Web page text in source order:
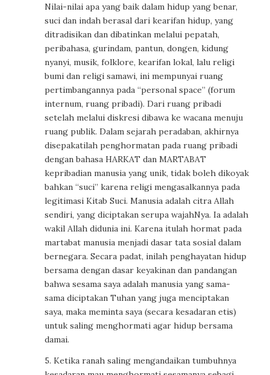
Nilai-nilai apa yang baik dalam hidup yang benar,
suci dan indah berasal dari kearifan hidup, yang
ditradisikan dan dibatinkan melalui pepatah,
peribahasa, gurindam, pantun, dongen, kidung
nyanyi, musik, folklore, kearifan lokal, lalu religi
bumi dan religi samawi, ini mempunyai ruang
pertimbangannya pada “personal space” (forum
internum, ruang pribadi). Dari ruang pribadi
setelah melalui diskresi dibawa ke wacana menuju
ruang publik. Dalam sejarah peradaban, akhirnya
disepakatilah penghormatan pada ruang pribadi
dengan bahasa HARKAT dan MARTABAT
kepribadian manusia yang unik, tidak boleh dikoyak
bahkan “suci” karena religi mengasalkannya pada
legitimasi Kitab Suci. Manusia adalah citra Allah
sendiri, yang diciptakan serupa wajahNya. Ia adalah
wakil Allah didunia ini. Karena itulah hormat pada
martabat manusia menjadi dasar tata sosial dalam
bernegara. Secara padat, inilah penghayatan hidup
bersama dengan dasar keyakinan dan pandangan
bahwa sesama saya adalah manusia yang sama-
sama diciptakan Tuhan yang juga menciptakan
saya, maka meminta saya (secara kesadaran etis)
untuk saling menghormati agar hidup bersama
damai.
5. Ketika ranah saling mengandaikan tumbuhnya